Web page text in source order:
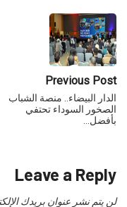
Previous Post
الدار البيضاء.. منصة الشباب
الصخور السوداء تحتفي
بأفضل…
Leave a Reply
لن يتم نشر عنوان بريدك